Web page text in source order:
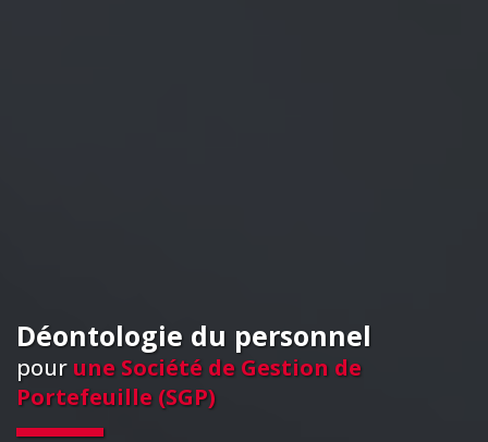
Déontologie du personnel
pour une Société de Gestion de
Portefeuille (SGP)